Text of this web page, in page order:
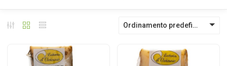
Ordinamento predefinito